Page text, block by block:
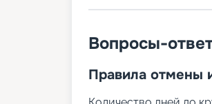
Вопросы-
Правила отмены